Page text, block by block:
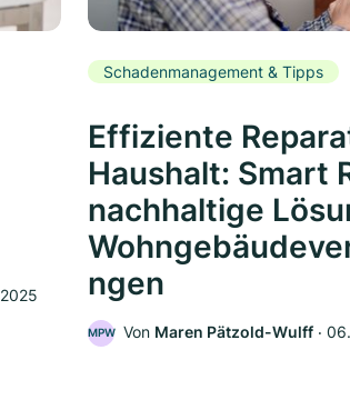
Schadenmanagement & Tipps
Effiziente
Haushalt: Smart
nachhaltige
ngen
MPW Von Maren Pätzold-Wulff ‧